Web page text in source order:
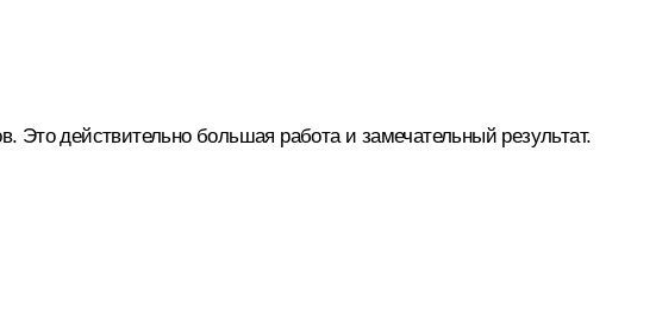
действительно большая работа и замечательный результат.